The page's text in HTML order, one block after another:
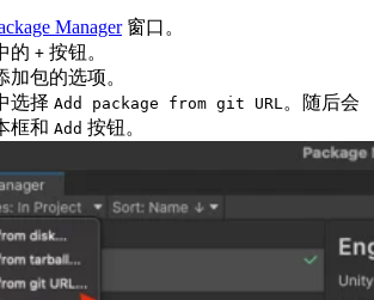
Manager窗口。
的 + 按钮。
加包的选项。
选择 Add package from git URL。随后会
框和 Add 按钮。